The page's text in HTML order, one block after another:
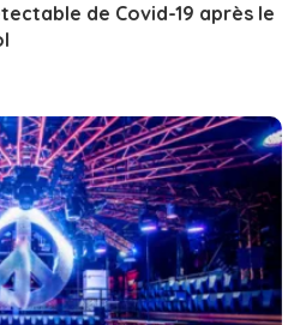
de Covid-19 après le